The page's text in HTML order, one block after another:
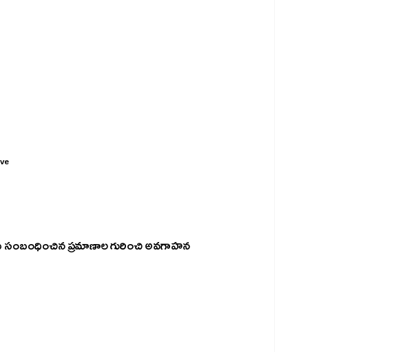
సంబంధించిన ప్రమాణాల గురించి అవగాహన